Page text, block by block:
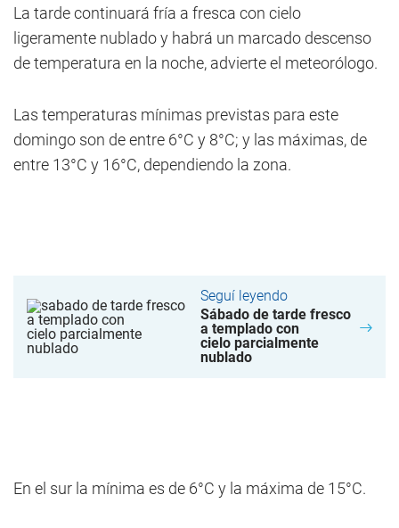
La tarde continuará fría a fresca con cielo
ligeramente nublado y habrá un marcado descenso
de temperatura en la noche, advierte el meteorólogo.
Las temperaturas mínimas previstas para este
domingo son de entre 6°C y 8°C; y las máximas, de
entre 13°C y 16°C, dependiendo la zona.
Seguí leyendo
Sábado de tarde fresco
a templado con
cielo parcialmente
nublado
En el sur la mínima es de 6°C y la máxima de 15°C.